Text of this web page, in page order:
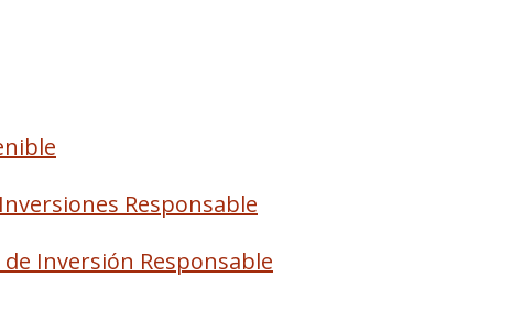
Responsable
de Inversión Responsable